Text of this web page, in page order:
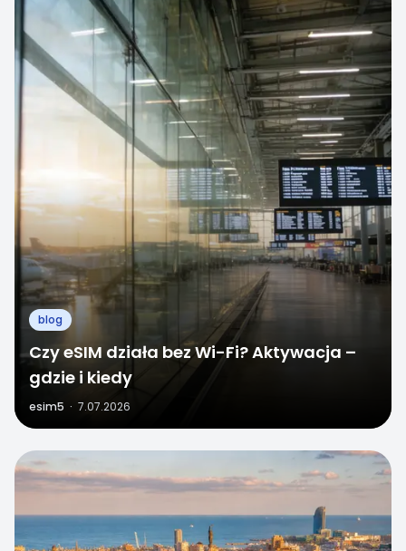
blog
Czy eSIM działa bez Wi-Fi? Aktywacja –
gdzie i kiedy
esim5 · 7.07.2026